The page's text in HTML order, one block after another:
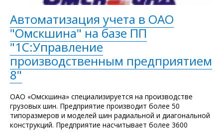
Автоматизация учета в ОАО
"Омскшина" на базе ПП
"1С:Управление
производственным предприятием
8"
ОАО «Омскшина» специализируется на производстве
грузовых шин. Предприятие производит более 50
типоразмеров и моделей шин радиальной и диагональной
конструкций. Предприятие насчитывает более 3600